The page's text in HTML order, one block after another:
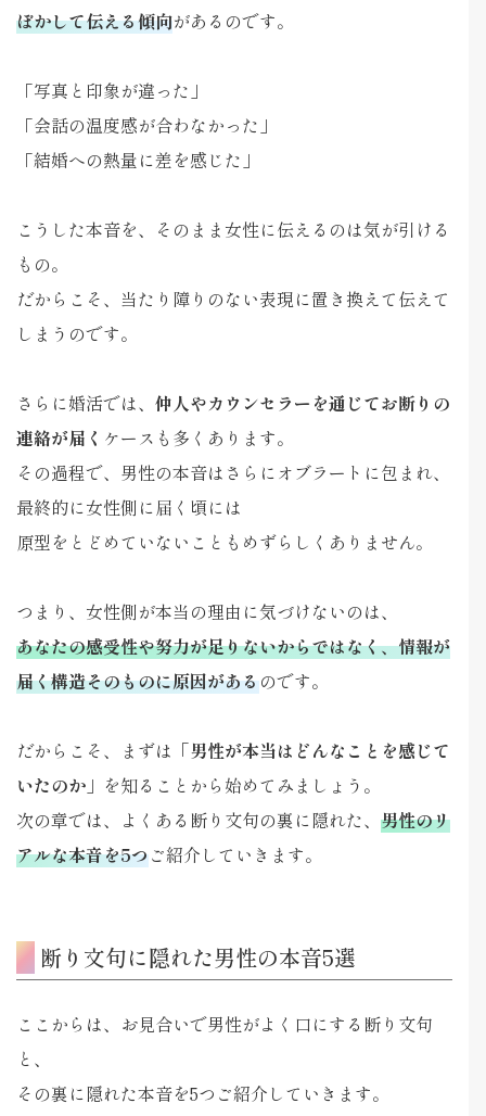
ぼかして伝える傾向があるのです。
「写真と印象が違った」
「会話の温度感が合わなかった」
「結婚への熱量に差を感じた」
こうした本音を、そのまま女性に伝えるのは気が引ける
もの。
だからこそ、当たり障りのない表現に置き換えて伝えて
しまうのです。
さらに婚活では、 仲人やカウンセラーを通じてお断りの
連絡が届く ケースも多くあります。
その過程で、男性の本音はさらにオブラートに包まれ、
最終的に女性側に届く頃には
原型をとどめていないこともめずらしくありません。
つまり、女性側が本当の理由に気づけないのは、
あなたの感受性や努力が足りないからではなく、情報が
届く構造そのものに原因があるのです。
だからこそ、まずは 「男性が本当はどんなことを感じて
いたのか」 を知ることから始めてみましょう。
次の章では、よくある断り文句の裏に隠れた、 男性のリ
アルな本音を5つご紹介していきます。
断り文句に隠れた男性の本音5選
ここからは、お見合いで男性がよく口にする断り文句
と、
その裏に隠れた本音を5つご紹介していきます。